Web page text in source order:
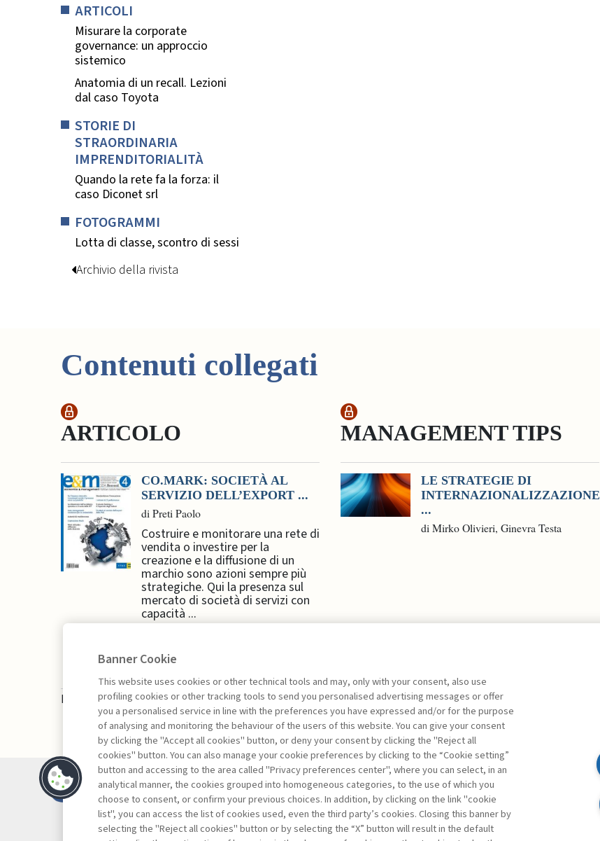
ARTICOLI
Misurare la corporate
governance: un approccio
sistemico
Anatomia di un recall. Lezioni
dal caso Toyota
STORIE DI
STRAORDINARIA
IMPRENDITORIALITÀ
Quando la rete fa la forza: il
caso Diconet srl
FOTOGRAMMI
Lotta di classe, scontro di sessi
Archivio della rivista
Contenuti collegati
ARTICOLO
CO.MARK: SOCIETÀ AL
SERVIZIO DELL’EXPORT ...
di Preti Paolo
Costruire e monitorare una rete di
vendita o investire per la
creazione e la diffusione di un
marchio sono azioni sempre più
strategiche. Qui la presenza sul
mercato di società di servizi con
capacità ...
MANAGEMENT TIPS
LE STRATEGIE DI
INTERNAZIONALIZZAZIONE
...
di Mirko Olivieri, Ginevra Testa
La consultazione dei libri è riservata esclusivamente agli abbonati Premium
Contatti
Abbonamenti
Archivio rubriche
Privacy
FacebookTwitterLinkedin
Banner Cookie
This website uses cookies or other technical tools and may, only with your consent, also use
profiling cookies or other tracking tools to send you personalised advertising messages or offer
you a personalised service in line with the preferences you have expressed and/or for the purpose
of analysing and monitoring the behaviour of the users of this website. You can give your consent
by clicking the "Accept all cookies" button, or deny your consent by clicking the "Reject all
cookies" button. You can also manage your cookie preferences by clicking to the “Cookie setting”
button and accessing to the area called "Privacy preferences center", where you can select, in an
analytical manner, the cookies grouped into homogeneous categories, to the use of which you
choose to consent, or confirm your previous choices. In addition, by clicking on the link "cookie
list", you can access the list of cookies used, even the third party’s cookies. Closing this banner by
selecting the "Reject all cookies" button or by selecting the “X” button will result in the default